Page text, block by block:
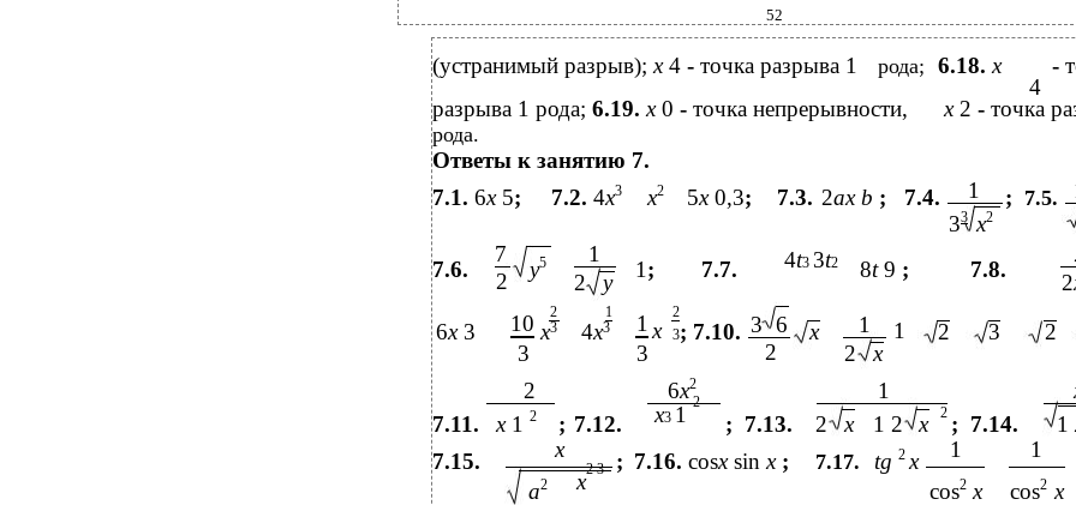
52
(устранимый разрыв); x4 - точка разрыва 1 рода; 6.18. x -
4
разрыва 1 рода; 6.19. x0 - точка непрерывности, x 2 - точка
рода.
Ответы к занятию 7.
7.1. 6x 5; 7.2. 4x3 x2 5x0,3; 7.3. 2ax b ; 7.4. 1 ; 7.5.
33 x2
7 1
1 ; 4t3 3t2 8t9 ;
7.6. y5 7.7. 7.8.
2 2 y 2
10
2 1 1 x
2
1
3 6 1
6x 3 x3 4x3 3; 7.10. x 2 3
2
2
3 3 2 x
7.11.
2
; 7.12.
6x2
; 7.13.
1
; 7.14.
x 1 2 x3 1 2
1 2 2 1
2 x
x
7.15.
x ; 7.16. cosxsin x ; 7.17. tg 2 x 1
1
a2 x2 3
cos2 cos2
x
x